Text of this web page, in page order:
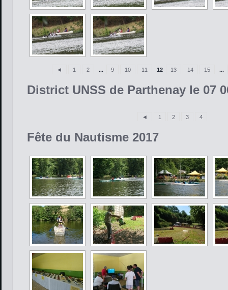
◄ 1 2 ... 9 10 11 12 13 14 15 ...
District UNSS de Parthenay le 07
◄ 1 2 3 4
Fête du Nautisme 2017